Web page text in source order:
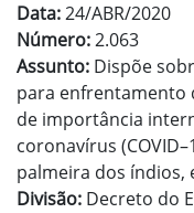
Data:24/ABR/2020
Número:2.063
Assunto: Dispõe
para enfrentamento
de importância
coronavírus
palmeira dos índios,
Divisão: Decreto do